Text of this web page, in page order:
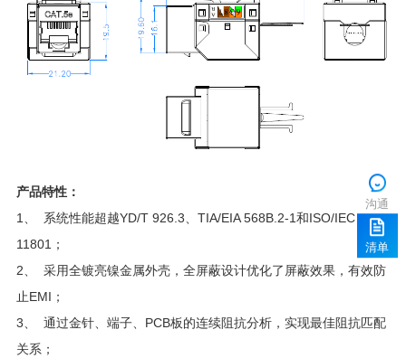
产品特性：
1
11801；
止EMI；
3、 通过金针、端子、 PCB
关系；
沟通
清单